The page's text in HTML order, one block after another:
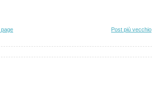
Post più vecchio
page